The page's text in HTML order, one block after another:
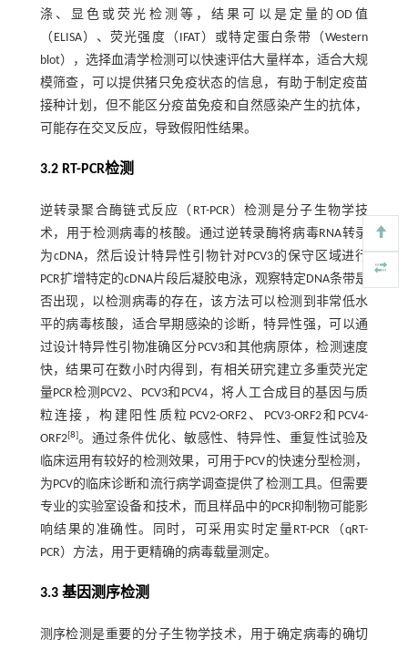
涤、显色或荧光检测等，结果可以是定量的OD值
（ELISA）、荧光强度（IFAT）或特定蛋白条带（Western
blot），选择血清学检测可以快速评估大量样本，适合大规
模筛查，可以提供猪只免疫状态的信息，有助于制定疫苗
接种计划，但不能区分疫苗免疫和自然感染产生的抗体，
可能存在交叉反应，导致假阳性结果。
3.2 RT-PCR检测
逆转录聚合酶链式反应（RT-PCR）检测是分子生物学技
术，用于检测病毒的核酸。通过逆转录酶将病毒RNA转录
为cDNA，然后设计特异性引物针对PCV3的保守区域进行
PCR扩增特定的cDNA片段后凝胶电泳，观察特定DNA条带是
否出现，以检测病毒的存在，该方法可以检测到非常低水
平的病毒核酸，适合早期感染的诊断，特异性强，可以通
过设计特异性引物准确区分PCV3和其他病原体，检测速度
快，结果可在数小时内得到，有相关研究建立多重荧光定
量PCR检测PCV2、PCV3和PCV4，将人工合成目的基因与质
粒连接，构建阳性质粒PCV2-ORF2、PCV3-ORF2和PCV4-
ORF2[8]。通过条件优化、敏感性、特异性、重复性试验及
临床运用有较好的检测效果，可用于PCV的快速分型检测，
为PCV的临床诊断和流行病学调查提供了检测工具。但需要
专业的实验室设备和技术，而且样品中的PCR抑制物可能影
响结果的准确性。同时，可采用实时定量RT-PCR（qRT-
PCR）方法，用于更精确的病毒载量测定。
3.3 基因测序检测
测序检测是重要的分子生物学技术，用于确定病毒的确切